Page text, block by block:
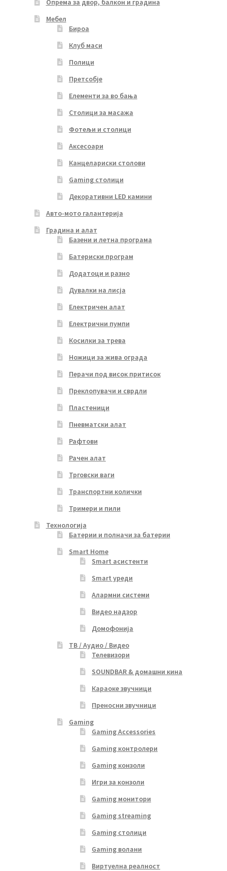
Опрема за двор, балкон и градина
Мебел
Бироа
Клуб маси
Полици
Претсобје
Елементи за во бања
Столици за масажа
Фотељи и столици
Аксесоари
Канцелариски столови
Gaming столици
Декоративни LED камини
Авто-мото галантерија
Градина и алат
Базени и летна програма
Батериски програм
Додатоци и разно
Дувалки на лисја
Електричен алат
Електрични пумпи
Косилки за трева
Ножици за жива ограда
Перачи под висок притисок
Преклопувачи и сврдли
Пластеници
Пневматски алат
Рафтови
Рачен алат
Трговски ваги
Транспортни колички
Тримери и пили
Технологија
Батерии и полначи за батерии
Smart Home
Smart асистенти
Smart уреди
Алармни системи
Видео надзор
Домофонија
ТВ / Аудио / Видео
Телевизори
SOUNDBAR & домашни кина
Караоке звучници
Преносни звучници
Gaming
Gaming Accessories
Gaming контролери
Gaming конзоли
Игри за конзоли
Gaming монитори
Gaming streaming
Gaming столици
Gaming волани
Виртуелна реалност